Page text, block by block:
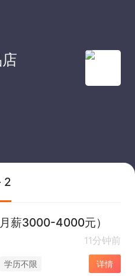
2
薪3000-4000元）
11分钟前
学历不限 详情